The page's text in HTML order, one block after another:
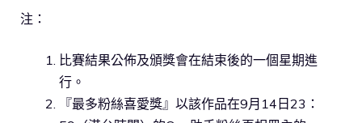
注：
比賽結果公佈及頒獎會在結束後的一個星期進
行。
『最多粉絲喜愛獎』以該作品在9月14日23：